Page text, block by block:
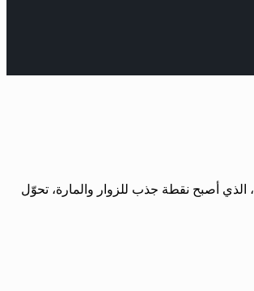
الذي أصبح نقطة جذب للزوار والمارة، تحوّل